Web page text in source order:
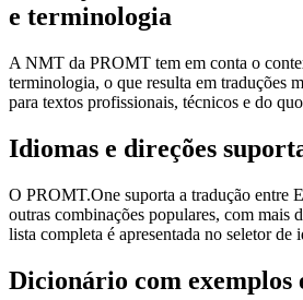
e terminologia
A NMT da PROMT tem em conta o
terminologia, o que resulta em traduções
para textos profissionais, técnicos e do
Idiomas e direções
O PROMT.One suporta a tradução entre
outras combinações populares, com mais
lista completa é apresentada no seletor de
Dicionário com exemplos